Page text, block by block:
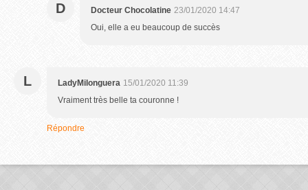
D Docteur Chocolatine 23/01/2020 14:47
Oui, elle a eu beaucoup de succès
L LadyMilonguera 15/01/2020 11:39
Vraiment très belle ta couronne !
Répondre